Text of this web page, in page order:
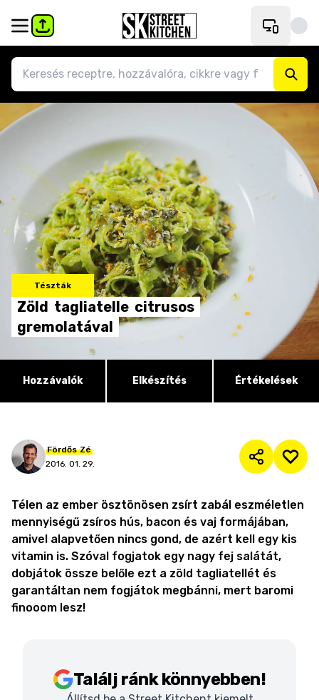
Tészták
Zöld tagliatelle citrusos
gremolatával
Hozzávalók Elkészítés Értékelések
Fördős Zé
2016. 01. 29.
Télen az ember ösztönösen zsírt zabál eszméletlen
mennyiségű zsíros hús, bacon és vaj formájában,
amivel alapvetően nincs gond, de azért kell egy kis
vitamin is. Szóval fogjatok egy nagy fej salátát,
dobjátok össze belőle ezt a zöld tagliatellét és
garantáltan nem fogjátok megbánni, mert baromi
finooom lesz!
Találj ránk könnyebben!